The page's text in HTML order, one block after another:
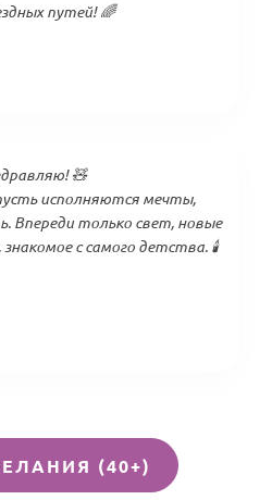
путей! 🌈
🧸
исполняются мечты,
Впереди только свет, новые
с самого детства. 🕯️
(40+)